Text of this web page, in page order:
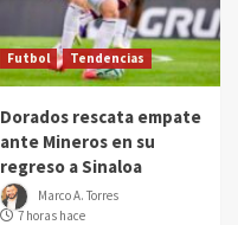
Futbol Tendencias
Dorados rescata empate
ante Mineros en su
regreso a Sinaloa
Marco A. Torres
7 horas hace